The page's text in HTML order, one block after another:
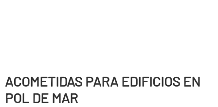
ACOMETIDAS PARA EDIFICIOS EN
POL DE MAR